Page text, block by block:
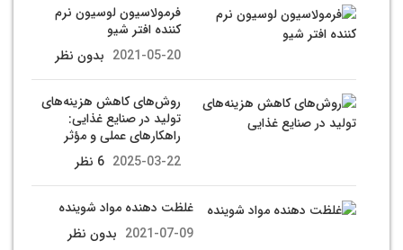
فرمولاسیون لوسیون نرم
کننده افتر شیو
2021-05-20 بدون نظر
روش‌های کاهش هزینه‌های
تولید در صنایع غذایی:
راهکارهای عملی و مؤثر
2025-03-22 6 نظر
غلظت دهنده مواد شوینده
2021-07-09 بدون نظر